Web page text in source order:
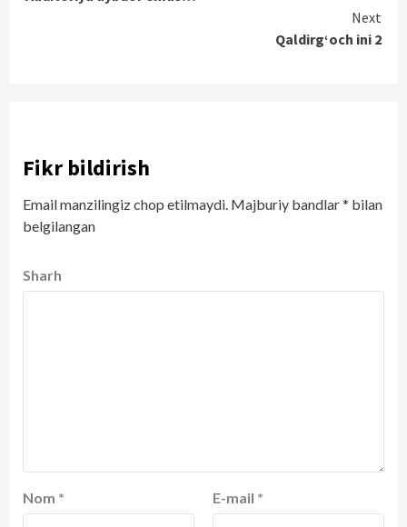
Next
Qaldirg‘och ini 2
Fikr bildirish
Email manzilingiz chop etilmaydi. Majburiy bandlar* bilan
belgilangan
Sharh
Nom * E-mail *